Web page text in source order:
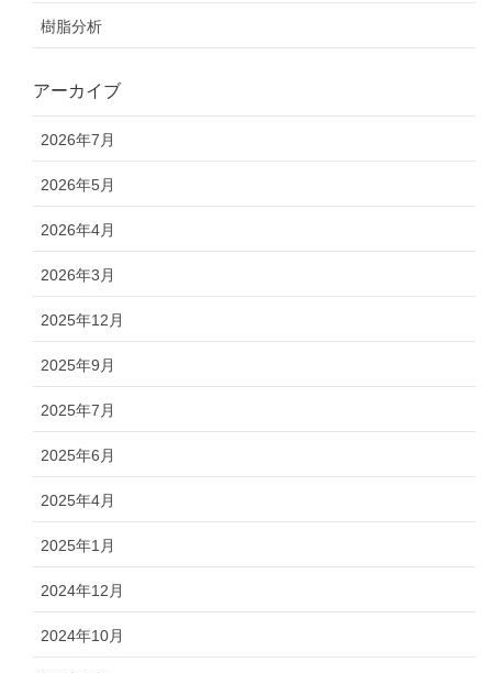
樹脂分析
アーカイブ
2026年7月
2026年5月
2026年4月
2026年3月
2025年12月
2025年9月
2025年7月
2025年6月
2025年4月
2025年1月
2024年12月
2024年10月